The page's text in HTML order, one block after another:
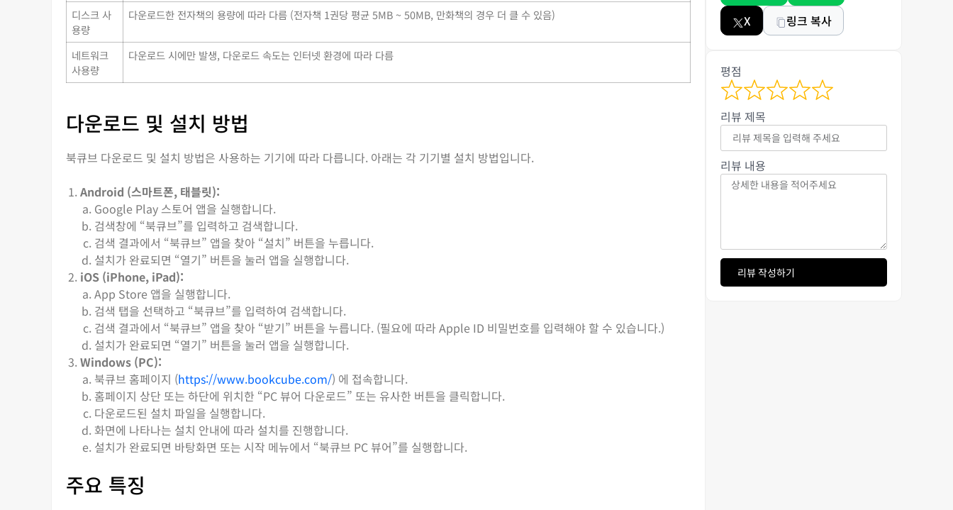
디스크 사
용량
다운로드한 전자책의 용량에 따라 다름 (전자책 1권당 평균 5MB ~ 50MB, 만화책의 경우 더 클 수 있음)
네트워크
사용량
다운로드 시에만 발생, 다운로드 속도는 인터넷 환경에 따라 다름
다운로드 및 설치 방법
북큐브 다운로드 및 설치 방법은 사용하는 기기에 따라 다릅니다. 아래는 각 기기별 설치 방법입니다.
Android (스마트폰, 태블릿):
Google Play 스토어 앱을 실행합니다.
검색창에 “북큐브”를 입력하고 검색합니다.
검색 결과에서 “북큐브” 앱을 찾아 “설치” 버튼을 누릅니다.
설치가 완료되면 “열기” 버튼을 눌러 앱을 실행합니다.
iOS (iPhone, iPad):
App Store 앱을 실행합니다.
검색 탭을 선택하고 “북큐브”를 입력하여 검색합니다.
검색 결과에서 “북큐브” 앱을 찾아 “받기” 버튼을 누릅니다. (필요에 따라 Apple ID 비밀번호를 입력해야 할 수 있습니다.)
설치가 완료되면 “열기” 버튼을 눌러 앱을 실행합니다.
Windows (PC):
북큐브 홈페이지 (https://www.bookcube.com/) 에 접속합니다.
홈페이지 상단 또는 하단에 위치한 “PC 뷰어 다운로드” 또는 유사한 버튼을 클릭합니다.
다운로드된 설치 파일을 실행합니다.
화면에 나타나는 설치 안내에 따라 설치를 진행합니다.
설치가 완료되면 바탕화면 또는 시작 메뉴에서 “북큐브 PC 뷰어”를 실행합니다.
주요 특징
X
링크 복사
평점
리뷰 제목
리뷰 내용
리뷰 작성하기